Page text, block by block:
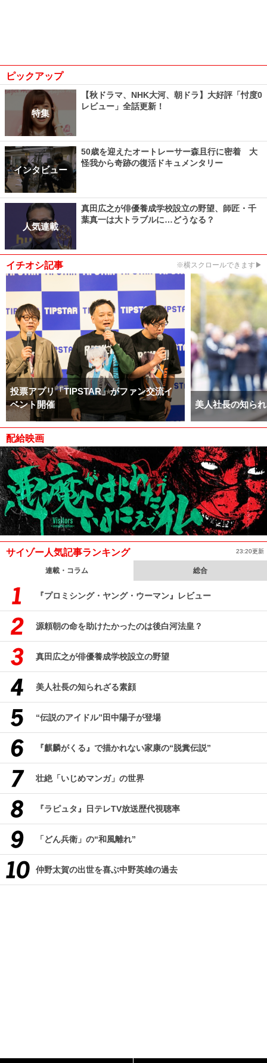
ピックアップ
特集
【秋ドラマ、NHK大河、朝ドラ】大好評「忖度0
レビュー」全話更新！
インタビュー
50歳を迎えたオートレーサー森且行に密着 大
怪我から奇跡の復活ドキュメンタリー
人気連載
真田広之が俳優養成学校設立の野望、師匠・千
葉真一は大トラブルに…どうなる？
イチオシ記事 ※横スクロールできます▶
投票アプリ「TIPSTAR」がファン交流イ
ベント開催
美人社長の知ら
配給映画
サイゾー人気記事ランキング 23:20更新
連載・コラム 総合
『プロミシング・ヤング・ウーマン』レビュー
源頼朝の命を助けたかったのは後白河法皇？
真田広之が俳優養成学校設立の野望
美人社長の知られざる素顔
“伝説のアイドル”田中陽子が登場
『麒麟がくる』で描かれない家康の“脱糞伝説”
壮絶「いじめマンガ」の世界
『ラピュタ』日テレTV放送歴代視聴率
「どん兵衛」の“和風離れ”
仲野太賀の出世を喜ぶ中野英雄の過去